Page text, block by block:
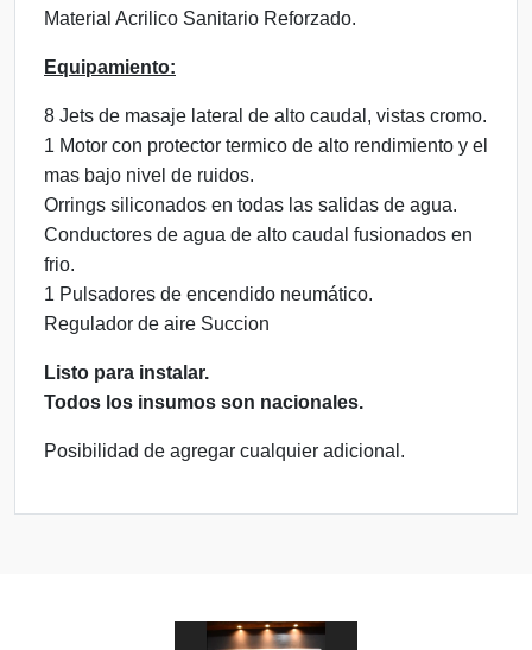
Material Acrilico Sanitario Reforzado.
Equipamiento:
8 Jets de masaje lateral de alto caudal, vistas cromo.
1 Motor con protector termico de alto rendimiento y el
mas bajo nivel de ruidos.
Orrings siliconados en todas las salidas de agua.
Conductores de agua de alto caudal fusionados en
frio.
1 Pulsadores de encendido neumático.
Regulador de aire Succion
Listo para instalar.
Todos los insumos son nacionales.
Posibilidad de agregar cualquier adicional.